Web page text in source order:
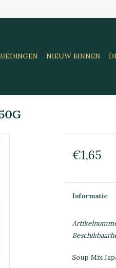
NIEUW BINNEN
€1,65
Informatie
Soup Mix